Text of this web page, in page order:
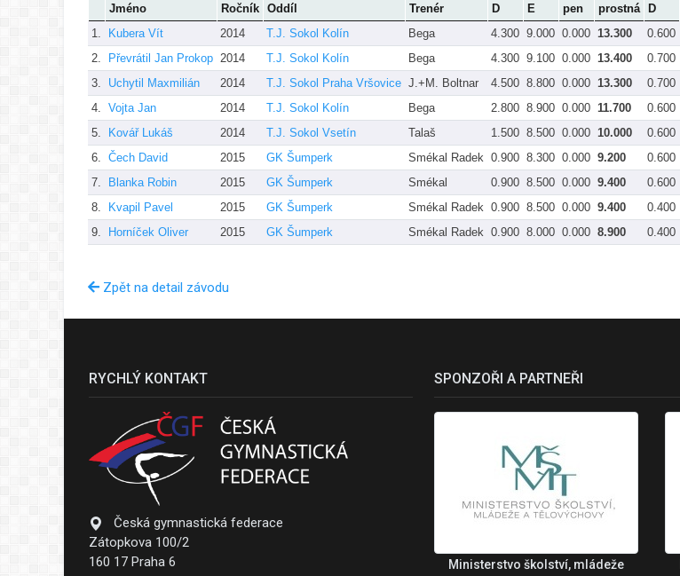
Jméno Ročník Oddíl Trenér D E pen prostná D
1.
Kubera Vít 2014 T.J. Sokol Kolín Bega 4.300 9.000 0.000 13.300 0.600
2.
Převrátil Jan Prokop 2014 T.J. Sokol Kolín Bega 4.300 9.100 0.000 13.400 0.700
3.
Uchytil Maxmilián 2014 T.J. Sokol Praha Vršovice J.+M. Boltnar 4.500 8.800 0.000 13.300 0.700
4.
Vojta Jan 2014 T.J. Sokol Kolín Bega 2.800 8.900 0.000 11.700 0.600
5.
Kovář Lukáš 2014 T.J. Sokol Vsetín Talaš 1.500 8.500 0.000 10.000 0.600
6.
Čech David 2015 GK Šumperk Smékal Radek 0.900 8.300 0.000 9.200 0.600
7.
Blanka Robin 2015 GK Šumperk Smékal 0.900 8.500 0.000 9.400 0.600
8.
Kvapil Pavel 2015 GK Šumperk Smékal Radek 0.900 8.500 0.000 9.400 0.400
9.
Horníček Oliver 2015 GK Šumperk Smékal Radek 0.900 8.000 0.000 8.900 0.400
Zpět na detail závodu
RYCHLÝ KONTAKT
Česká gymnastická federace
Zátopkova 100/2
160 17 Praha 6
SPONZOŘI A PARTNEŘI
Ministerstvo školství, mládeže